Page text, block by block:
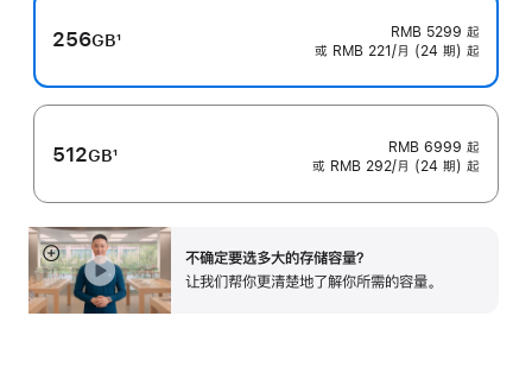
256GB
注
1
RMB 5299 起
或 RMB 221/月 (24 期) 起
512GB
注
1
RMB 6999 起
或 RMB 292/月 (24 期) 起
不确定要选多大的存储容⁠量？
让我们帮你更清楚地了解你所需的容量。
展
开